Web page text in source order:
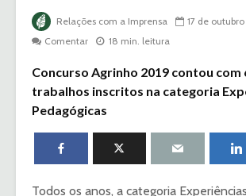
Relações com a Imprensa
17 de
Comentar
18 min. leitura
Concurso Agrinho 2019 contou com
trabalhos inscritos na categoria
Pedagógicas
Todos os anos, a categoria